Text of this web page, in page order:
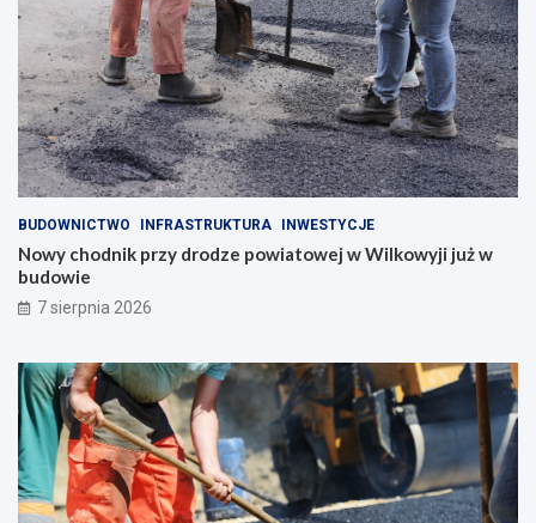
BUDOWNICTWO INFRASTRUKTURA INWESTYCJE
Nowy chodnik przy drodze powiatowej w Wilkowyji już w
budowie
7 sierpnia 2026